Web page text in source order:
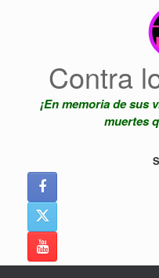
Contra
¡En memoria de sus
muertes